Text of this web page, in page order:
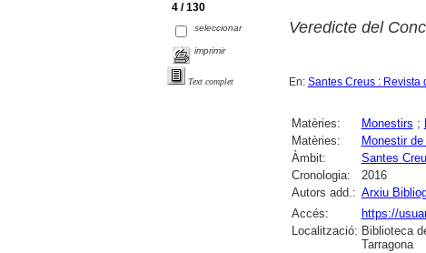
4 / 130
seleccionar
imprimir
Text complet
Veredicte del
En: Santes Creus : Revista
Matèries: Monestirs ;
Matèries:
Monestir
Àmbit:
Santes
Cronologia:
2016
Autors add.: Arxiu
Accés:
https://
Localització: Biblioteca
Tarragona